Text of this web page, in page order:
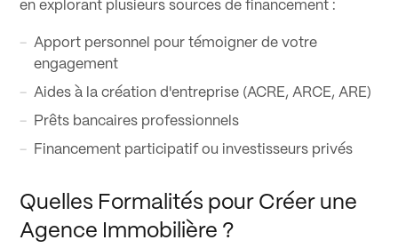
en explorant plusieurs sources de financement :
Apport personnel pour témoigner de votre
engagement
Aides à la création d'entreprise (ACRE, ARCE, ARE)
Prêts bancaires professionnels
Financement participatif ou investisseurs privés
Quelles Formalités pour Créer une
Agence Immobilière ?